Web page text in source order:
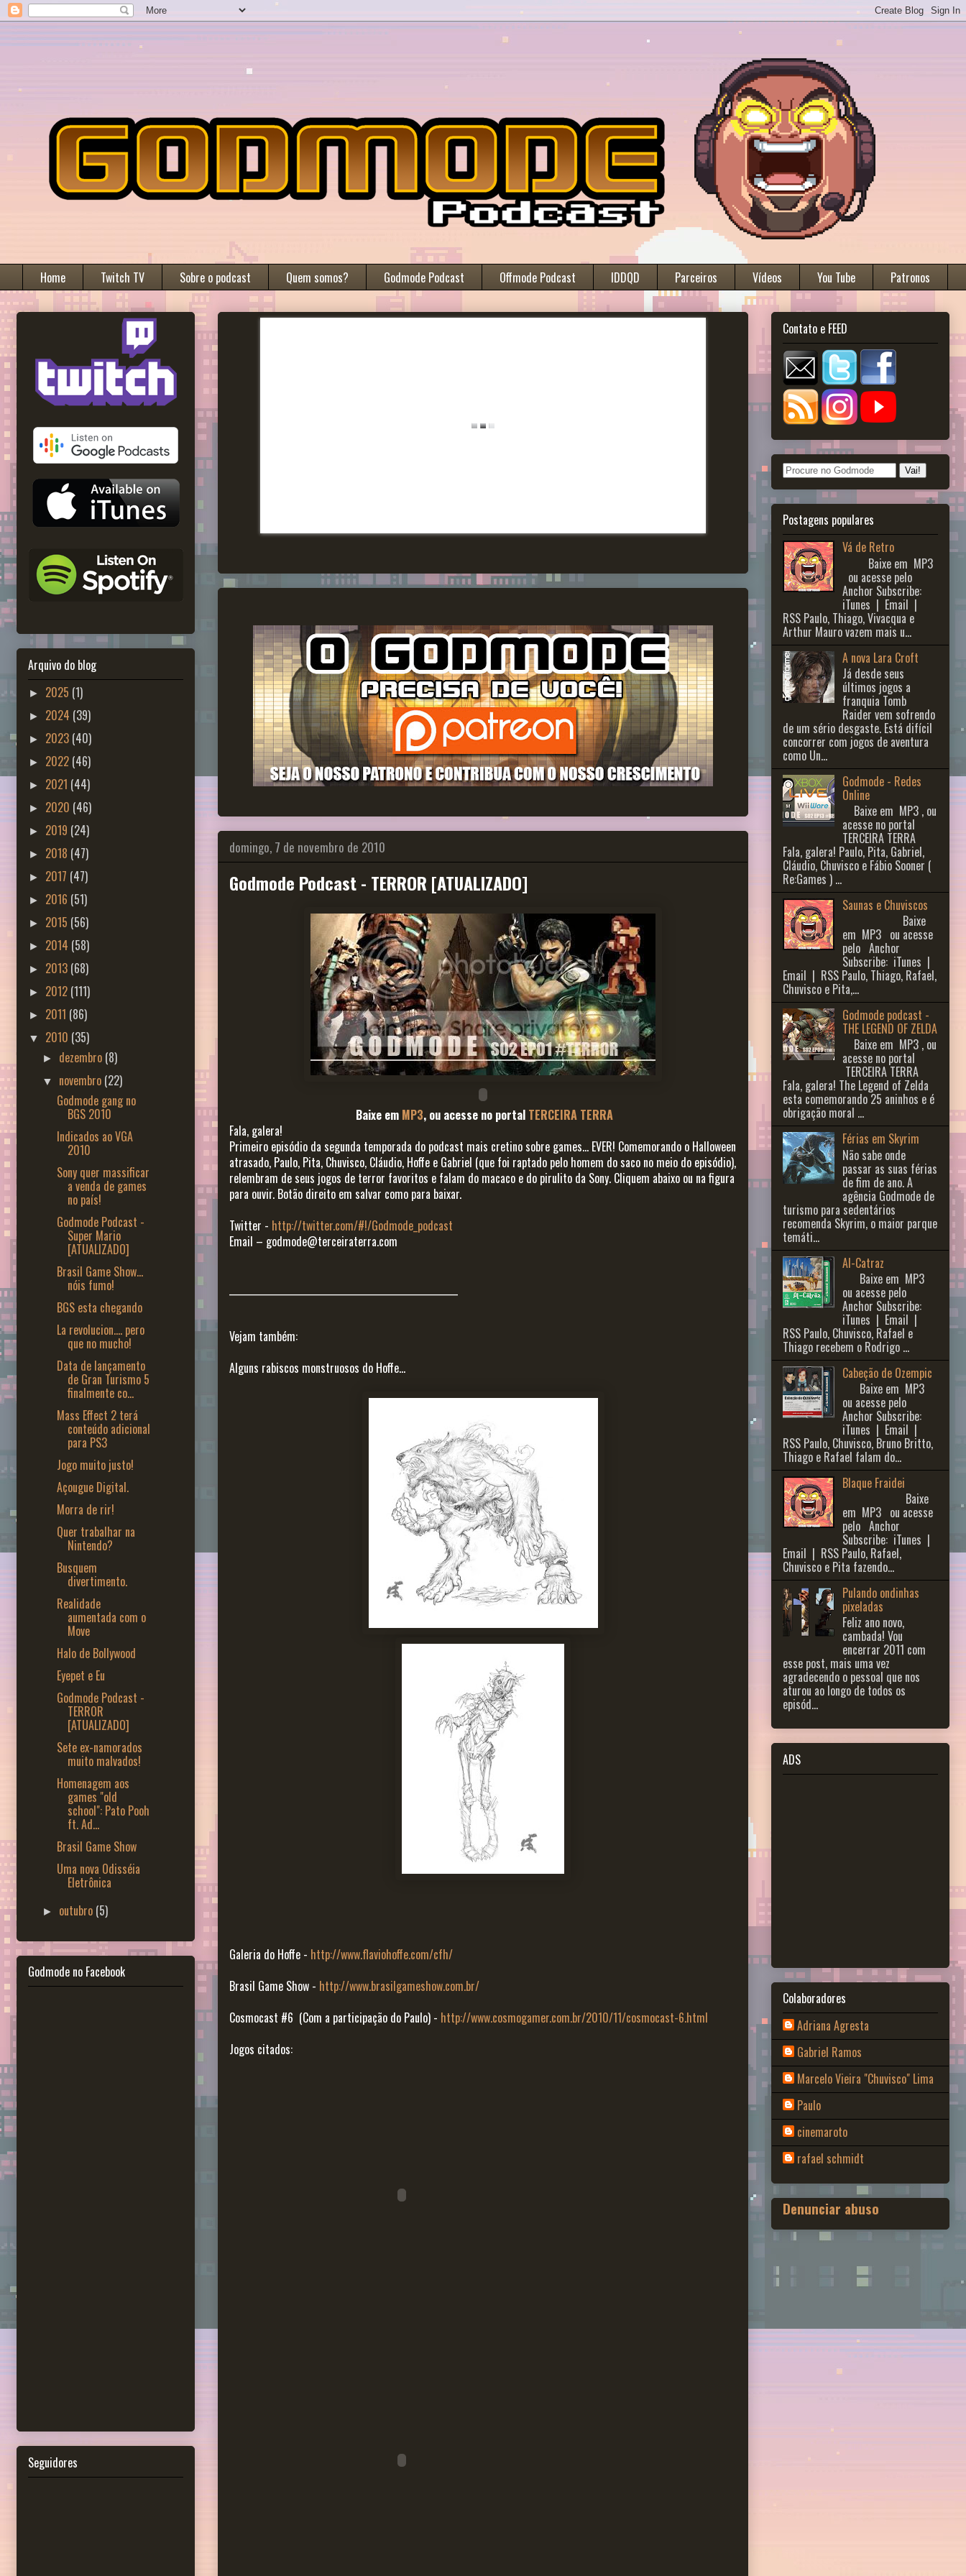
Home Twitch TV Sobre o podcast Quem somos? Godmode Podcast Offmode Podcast IDDQD Parceiros Vídeos You Tube Patronos
domingo, 7 de novembro de 2010
Godmode Podcast - TERROR [ATUALIZADO]
Baixe em MP3, ou acesse no portal TERCEIRA TERRA
Fala, galera!
Primeiro episódio da segunda temporada do podcast mais cretino sobre games... EVER! Comemorando o Halloween
atrasado, Paulo, Pita, Chuvisco, Cláudio, Hoffe e Gabriel (que foi raptado pelo homem do saco no meio do episódio),
relembram de seus jogos de terror favoritos e falam do macaco e do pirulito da Sony. Cliquem abaixo ou na figura
para ouvir. Botão direito em salvar como para baixar.
Twitter - http://twitter.com/#!/Godmode_podcast
Email – godmode@terceiraterra.com
Vejam também:
Alguns rabiscos monstruosos do Hoffe...
Galeria do Hoffe - http://www.flaviohoffe.com/cfh/
Brasil Game Show - http://www.brasilgameshow.com.br/
Cosmocast #6 (Com a participação do Paulo) - http://www.cosmogamer.com.br/2010/11/cosmocast-6.html
Jogos citados:
Arquivo do blog
► 2025 (1)
► 2024 (39)
► 2023 (40)
► 2022 (46)
► 2021 (44)
► 2020 (46)
► 2019 (24)
► 2018 (47)
► 2017 (47)
► 2016 (51)
► 2015 (56)
► 2014 (58)
► 2013 (68)
► 2012 (111)
► 2011 (86)
▼ 2010 (35)
► dezembro (8)
▼ novembro (22)
Godmode gang no
BGS 2010
Indicados ao VGA
2010
Sony quer massificar
a venda de games
no país!
Godmode Podcast -
Super Mario
[ATUALIZADO]
Brasil Game Show...
nóis fumo!
BGS esta chegando
La revolucion.... pero
que no mucho!
Data de lançamento
de Gran Turismo 5
finalmente co...
Mass Effect 2 terá
conteúdo adicional
para PS3
Jogo muito justo!
Açougue Digital.
Morra de rir!
Quer trabalhar na
Nintendo?
Busquem
divertimento.
Realidade
aumentada com o
Move
Halo de Bollywood
Eyepet e Eu
Godmode Podcast -
TERROR
[ATUALIZADO]
Sete ex-namorados
muito malvados!
Homenagem aos
games "old
school": Pato Pooh
ft. Ad...
Brasil Game Show
Uma nova Odisséia
Eletrônica
► outubro (5)
Godmode no Facebook
Seguidores
Contato e FEED
Postagens populares
Vá de Retro
Baixe em MP3
ou acesse pelo
Anchor Subscribe:
iTunes | Email |
RSS Paulo, Thiago, Vivacqua e
Arthur Mauro vazem mais u...
A nova Lara Croft
Já desde seus
últimos jogos a
franquia Tomb
Raider vem sofrendo
de um sério desgaste. Está difícil
concorrer com jogos de aventura
como Un...
Godmode - Redes
Online
Baixe em MP3 , ou
acesse no portal
TERCEIRA TERRA
Fala, galera! Paulo, Pita, Gabriel,
Cláudio, Chuvisco e Fábio Sooner (
Re:Games ) ...
Saunas e Chuviscos
Baixe
em MP3 ou acesse
pelo Anchor
Subscribe: iTunes |
Email | RSS Paulo, Thiago, Rafael,
Chuvisco e Pita,...
Godmode podcast -
THE LEGEND OF ZELDA
Baixe em MP3 , ou
acesse no portal
TERCEIRA TERRA
Fala, galera! The Legend of Zelda
esta comemorando 25 aninhos e é
obrigação moral ...
Férias em Skyrim
Não sabe onde
passar as suas férias
de fim de ano. A
agência Godmode de
turismo para sedentários
recomenda Skyrim, o maior parque
temáti...
Al-Catraz
Baixe em MP3
ou acesse pelo
Anchor Subscribe:
iTunes | Email |
RSS Paulo, Chuvisco, Rafael e
Thiago recebem o Rodrigo ...
Cabeção de Ozempic
Baixe em MP3
ou acesse pelo
Anchor Subscribe:
iTunes | Email |
RSS Paulo, Chuvisco, Bruno Britto,
Thiago e Rafael falam do...
Blaque Fraidei
Baixe
em MP3 ou acesse
pelo Anchor
Subscribe: iTunes |
Email | RSS Paulo, Rafael,
Chuvisco e Pita fazendo...
Pulando ondinhas
pixeladas
Feliz ano novo,
cambada! Vou
encerrar 2011 com
esse post, mais uma vez
agradecendo o pessoal que nos
aturou ao longo de todos os
episód...
ADS
Colaboradores
Adriana Agresta
Gabriel Ramos
Marcelo Vieira "Chuvisco" Lima
Paulo
cinemaroto
rafael schmidt
Denunciar abuso